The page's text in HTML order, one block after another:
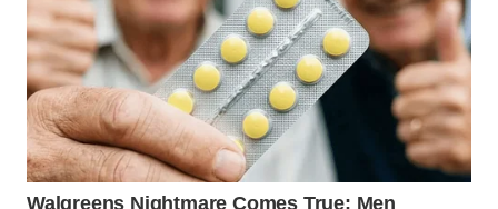
WN
DANAU
TOBA
WN
NIAS